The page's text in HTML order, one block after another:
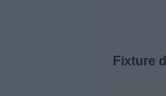
Fixture